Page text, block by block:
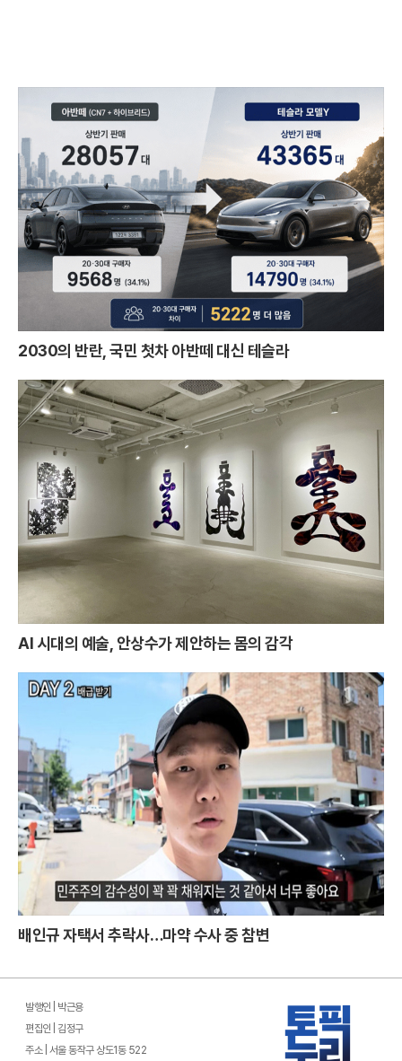
2030의 반란, 국민 첫차 아반떼 대신 테슬라
AI 시대의 예술, 안상수가 제안하는 몸의 감각
배인규 자택서 추락사…마약 수사 중 참변
발행인 | 박근용
편집인 | 김정구
주소 | 서울 동작구 상도1동 522